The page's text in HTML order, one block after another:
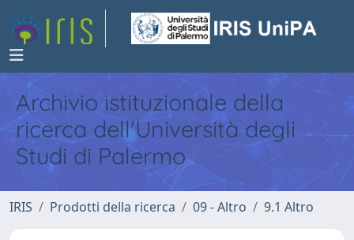
Archivio istituzionale della
ricerca dell'Università degli
Studi di Palermo
IRIS Prodotti della ricerca 09 - Altro 9.1 Altro